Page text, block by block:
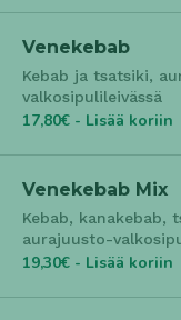
Venekebab
Kebab ja tsatsiki,
valkosipulileivässä
17,80€ - Lisää koriin
Venekebab Mix
Kebab, kanakebab,
aurajuusto-
19,30€ - Lisää koriin